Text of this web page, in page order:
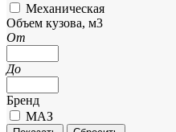
Механическая
Объем кузова, м3
От
До
Бренд
МАЗ